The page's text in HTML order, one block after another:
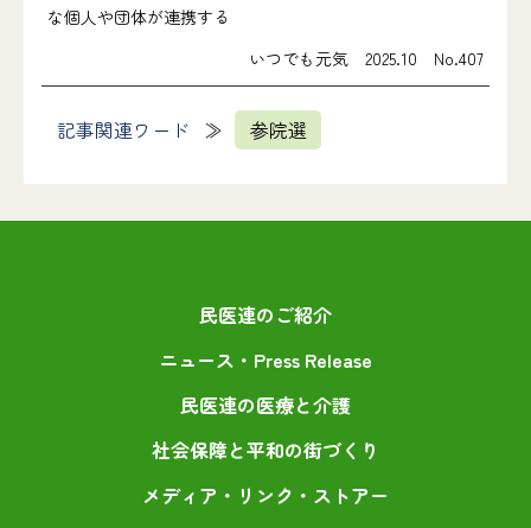
な個人や団体が連携する
いつでも元気 2025.10 No.407
記事関連ワード 参院選
民医連のご紹介
ニュース・Press Release
民医連の医療と介護
社会保障と平和の街づくり
メディア・リンク・ストアー